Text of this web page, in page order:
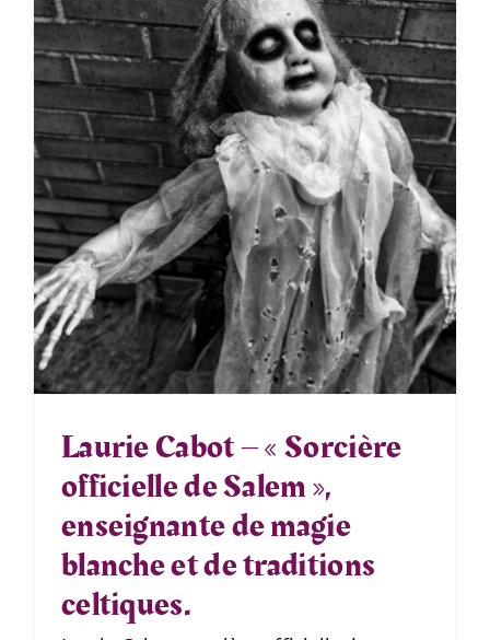
Laurie Cabot – « Sorcière
officielle de Salem »,
enseignante de magie
blanche et de traditions
celtiques.